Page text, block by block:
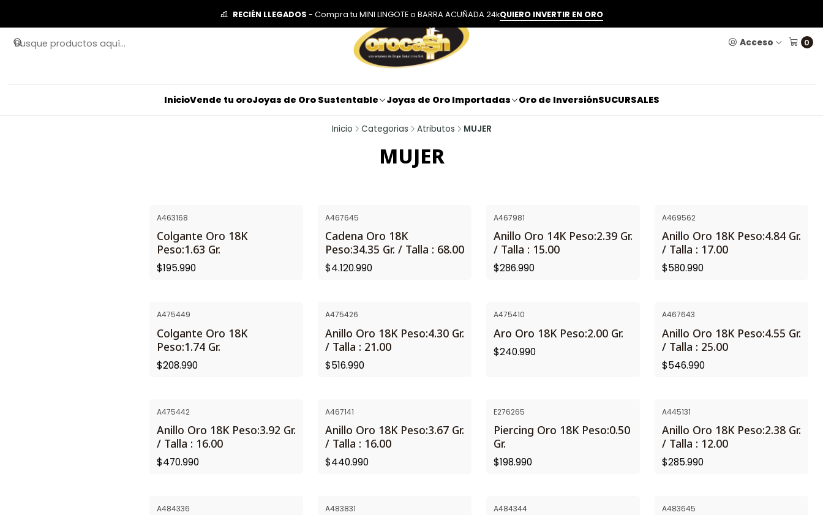
Acceso 0
InicioVende tu oroJoyas de Oro Sustentable Joyas de Oro Importadas Oro de InversiónSUCURSALES
RECIÉN LLEGADOS - Compra tu MINI LINGOTE o BARRA ACUÑADA 24kQUIERO INVERTIR EN ORO
Inicio Categorias Atributos MUJER
MUJER
A463168
Colgante Oro 18K
Peso:1.63 Gr.
$195.990
A467645
Cadena Oro 18K
Peso:34.35 Gr. / Talla : 68.00
$4.120.990
A467981
Anillo Oro 14K Peso:2.39 Gr.
/ Talla : 15.00
$286.990
A469562
Anillo Oro 18K Peso:4.84 Gr.
/ Talla : 17.00
$580.990
A475449
Colgante Oro 18K
Peso:1.74 Gr.
$208.990
A475426
Anillo Oro 18K Peso:4.30 Gr.
/ Talla : 21.00
$516.990
A475410
Aro Oro 18K Peso:2.00 Gr.
$240.990
A467643
Anillo Oro 18K Peso:4.55 Gr.
/ Talla : 25.00
$546.990
A475442
Anillo Oro 18K Peso:3.92 Gr.
/ Talla : 16.00
$470.990
A467141
Anillo Oro 18K Peso:3.67 Gr.
/ Talla : 16.00
$440.990
E276265
Piercing Oro 18K Peso:0.50
Gr.
$198.990
A445131
Anillo Oro 18K Peso:2.38 Gr.
/ Talla : 12.00
$285.990
A484336 A483831 A484344 A483645